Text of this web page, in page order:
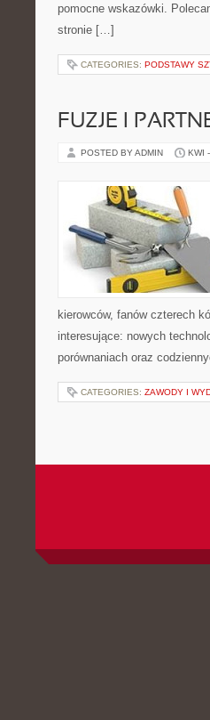
pomocne wskazówki.
stronie […]
CATEGORIES: PODSTAWY
FUZJE I
POSTED BY ADMIN KWI
kierowców, fanów czterech
interesujące: nowych
porównaniach oraz
CATEGORIES: ZAWODY I